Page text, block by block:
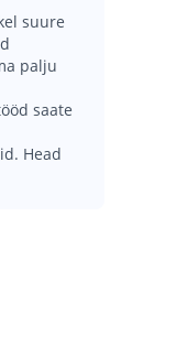
suure
palju
saate
Head